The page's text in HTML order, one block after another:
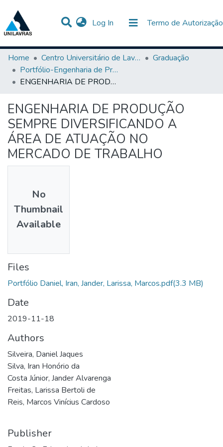
Log In (current) Termo de Autorização
Communities & Collections
Statistics
All of DSpace
Home
Centro Universitário de Lavras-UNILAVRAS
Graduação
Portfólio-Engenharia de Produção
ENGENHARIA DE PRODUÇÃO SEMPRE DIVERSIFICANDO A ÁREA DE ATUAÇÃO NO MERCADO DE TRABALHO
ENGENHARIA DE PRODUÇÃO
SEMPRE DIVERSIFICANDO A
ÁREA DE ATUAÇÃO NO
MERCADO DE TRABALHO
No
Thumbnail
Available
Files
Portfólio Daniel, Iran, Jander, Larissa, Marcos.pdf(3.3 MB)
Date
2019-11-18
Authors
Silveira, Daniel Jaques
Silva, Iran Honório da
Costa Júnior, Jander Alvarenga
Freitas, Larissa Bertoli de
Reis, Marcos Vinícius Cardoso
Publisher